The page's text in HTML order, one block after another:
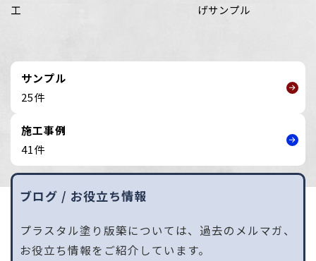
工 げサンプル
サンプル
25件
施工事例
41件
ブログ / お役立ち情報
プラスタル塗り版築については、過去のメルマガ、
お役立ち情報をご紹介しています。